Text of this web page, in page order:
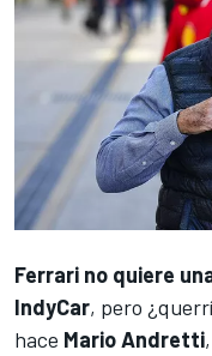
Ferrari no quiere
IndyCar, pero
hace Mario Andretti